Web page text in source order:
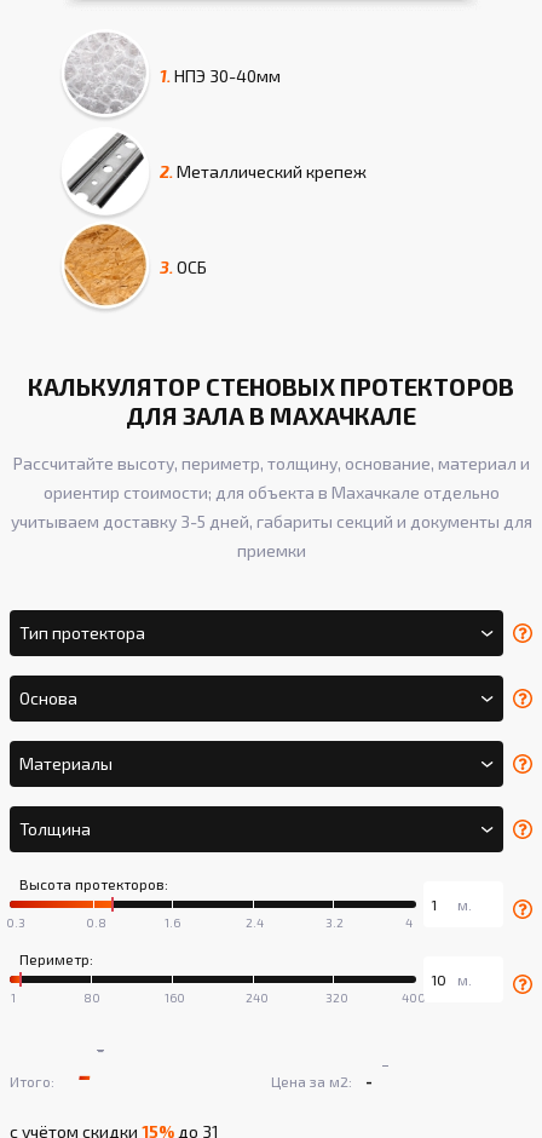
1.НПЭ 30-40мм
2.Металлический крепеж
3.ОСБ
КАЛЬКУЛЯТОР СТЕНОВЫХ ПРОТЕКТОРОВ
ДЛЯ ЗАЛА В МАХАЧКАЛЕ
Рассчитайте высоту, периметр, толщину, основание, материал и
ориентир стоимости; для объекта в Махачкале отдельно
учитываем доставку 3-5 дней, габариты секций и документы для
приемки
Тип протектора
Основа
Материалы
Толщина
Высота протекторов:
Периметр:
Итого: -
-
с учётом скидки 15%до 31
Цена за м2: -
-